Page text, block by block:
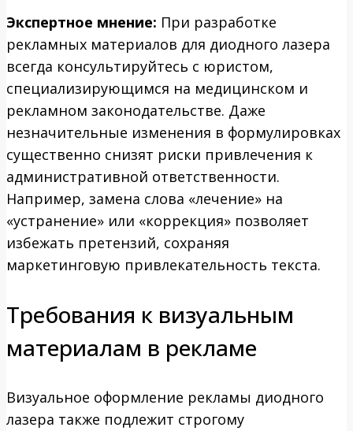
Экспертное мнение: При разработке
рекламных материалов для диодного лазера
всегда консультируйтесь с юристом,
специализирующимся на медицинском и
рекламном законодательстве. Даже
незначительные изменения в формулировках
существенно снизят риски привлечения к
административной ответственности.
Например, замена слова «лечение» на
«устранение» или «коррекция» позволяет
избежать претензий, сохраняя
маркетинговую привлекательность текста.
Требования к визуальным
материалам в рекламе
Визуальное оформление рекламы диодного
лазера также подлежит строгому